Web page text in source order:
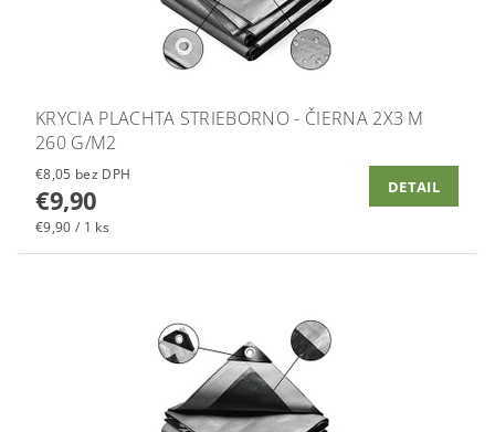
KRYCIA PLACHTA STRIEBORNO - ČIERNA 2X3 M
260 G/M2
€8,05 bez DPH
€9,90
€9,90 / 1 ks
DETAIL